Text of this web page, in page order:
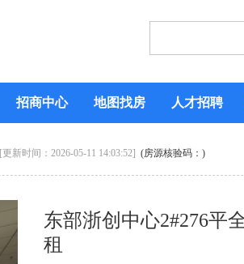
招商中心 地图找房 人才招聘
[更新时间：2026-05-11 14:03:52] (房源核验码：)
东部浙创中心2#276平
租